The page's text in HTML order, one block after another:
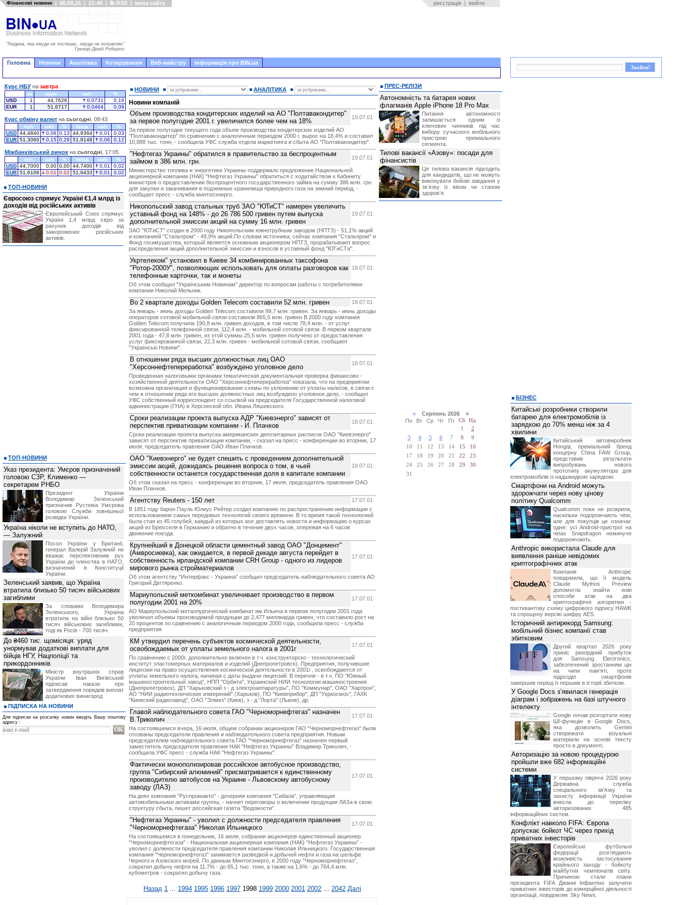
Фінансові новини | 06.08.26 | 21:48 | RSS | мапа сайту реєстрація | ввійти
"Людина, яка нікуди не поспішає, нікуди не потрапляє"
Грегорі Девід Робертс
Головна Новини Аналітика Котирування Веб-майстру Інформація про BIN.ua
НОВИНИ АНАЛІТИКА
Новини компаній
Объем производства кондитерских изделий на АО "Полтавакондитер"
за первое полугодие 2001 г. увеличился более чем на 18%
19.07.01
За первое полугодие текущего года объем производства кондитерских изделий АО
"Полтавакондитер" по сравнению с аналогичным периодом 2000 г. вырос на 18,4% и составил
10,888 тыс. тонн, - сообщила УФС служба отдела маркетинга и сбыта АО "Полтавакондитер".
"Нефтегаз Украины" обратился в правительство за беспроцентным
займом в 386 млн. грн.
19.07.01
Министерство топлива и энергетики Украины поддержало предложение Национальной
акционерной компании (НАК) "Нефтегаз Украины" обратиться с ходатайством к Кабинету
министров о предоставлении беспроцентного государственного займа на сумму 386 млн. грн.
для закупки и закачивания в подземные хранилища природного газа на зимний период, -
сообщает пресс - служба минтопэнерго.
Никопольский завод стальных труб ЗАО "ЮТиСТ" намерен увеличить
уставный фонд на 148% - до 26 786 500 гривен путем выпуска
дополнительной эмиссии акций на сумму 16 млн. гривен
19.07.01
ЗАО "ЮТиСТ" создан в 2000 году Никопольским южнотрубным заводом (НПТЗ) - 51,1% акций
и компанией "Стальпром" - 49,9% акций.По словам источника, сейчас компания "Стальпром" и
Фонд госимущества, который является основным акционером НПТЗ, прорабатывают вопрос
распределения акций дополнительной эмиссии и взносов в уставный фонд "ЮТиСТа".
Укртелеком" установил в Киеве 34 комбинированных таксофона
"Ротор-2000У", позволяющих использовать для оплаты разговоров как
телефонные карточки, так и монеты
18.07.01
Об этом сообщил "Українським Новинам" директор по вопросам работы с потребителями
компании Николай Мельник.
Во 2 квартале доходы Golden Telecom составили 52 млн. гривен
18.07.01
За январь - июнь доходы Golden Telecom составили 99,7 млн. гривен. За январь - июнь доходы
операторов сотовой мобильной связи составили 865,5 млн. гривен В 2000 году компания
Golden Telecom получила 190,8 млн. гривен доходов, в том числе 78,4 млн. - от услуг
фиксированной телефонной связи, 112,4 млн. - мобильной сотовой связи. В первом квартале
2001 года - 47,8 млн. гривен, из этой суммы 25,5 млн. гривен получено от предоставления
услуг фиксированной связи, 22,3 млн. гривен - мобильной сотовой связи, сообщают
"Українські Новини".
В отношении ряда высших должностных лиц ОАО
"Херсоннефтепереработка" возбуждено уголовное дело
18.07.01
Проведенная налоговыми органами тематическая документальная проверка финансово -
хозяйственной деятельности ОАО "Херсоннефтепереработка" показала, что на предприятии
возможна организация и функционирование схемы по уклонению от уплаты налогов, в связи с
чем в отношении ряда его высших должностных лиц возбуждено уголовное дело, - сообщил
УФС собственный корреспондент со ссылкой на председателя Государственной налоговой
администрации (ГНА) в Херсонской обл. Ивана Ляшевского.
Сроки реализации проекта выпуска АДР "Киевэнерго" зависят от
перспектив приватизации компании - И. Плачков
18.07.01
Сроки реализации проекта выпуска американских депозитарных расписок ОАО "Киевэнерго"
зависят от перспектив приватизации компании, - сказал на пресс - конференции во вторник, 17
июля, председатель правления ОАО Иван Плачков.
ОАО "Киевэнерго" не будет спешить с проведением дополнительной
эмиссии акций, дожидаясь решения вопроса о том, в чьей
собственности останется государственная доля в капитале компании
18.07.01
Об этом сказал на пресс - конференции во вторник, 17 июля, председатель правления ОАО
Иван Плачков.
Агентству Reuters - 150 лет
17.07.01
В 1851 году барон Пауль Юлиус Рейтер создал компанию по распространению информации с
использованием самых передовых технологий своего времени. В то время такой технологией
была стая из 45 голубей, каждый из которых мог доставлять новости и информацию о курсах
акций из Брюсселя в Германию и обратно в течение двух часов, опережая на 6 часов
движение поезда.
Крупнейший в Донецкой области цементный завод ОАО "Донцемент"
(Амвросиевка), как ожидается, в первой декаде августа перейдет в
собственность ирландской компании CRH Group - одного из лидеров
мирового рынка стройматериалов
17.07.01
Об этом агентству "Интерфакс - Украина" сообщил председатель наблюдательного совета АО
Григорий Дегтяренко.
Мариупольский меткомбинат увеличивает производство в первом
полугодии 2001 на 20%
17.07.01
АО Мариупольский металлургический комбинат им.Ильича в первом полугодии 2001 года
увеличил объемы производимой продукции до 2,477 миллиарда гривен, что составило рост на
20 процентов по сравнению с аналогичным периодом 2000 года, сообщила пресс - служба
предприятия
КМ утвердил перечень субъектов космической деятельности,
освобождаемых от уплаты земельного налога в 2001г
17.07.01
По сравнению с 2000г. дополнительно включен в т.ч. конструкторско - технологический
институт эластомерных материалов и изделий (Днепропетровск). Предприятия, получившие
лицензии на право осуществления космической деятельности в 2001г., освобождаются от
уплаты земельного налога, начиная с даты выдачи лицензий. В перечне - в т.ч. ПО "Южный
машиностроительный завод", НПП "Орбита", Украинский НИИ технологии машиностроения
(Днепропетровск), ДП "Харьковский з - д электроаппаратуры", ПО "Коммунар", ОАО "Хартрон",
АО "НИИ радиотехнических измерений" (Харьков), ПО "Киевприбор", ДП "Укркосмос", ГАХК
"Киевский радиозавод", ОАО "Элмиз" (Киев), з - д "Лорта" (Львов), др.
Главой наблюдательного совета ГАО "Черноморнефтегаз" назначен
В.Триколич
17.07.01
На состоявшемся вчера, 16 июля, общем собрании акционеров ГАО "Черноморнефтегаз" были
отозваны председатели правления и наблюдательного совета предприятия. Новым
председателем наблюдательного совета ГАО "Черноморнефтегаз" назначен первый
заместитель председателя правления НАК "Нефтегаз Украины" Владимир Триколич, -
сообщила УФС пресс - служба НАК "Нефтегаз Украины".
Фактически монополизировав российское автобусное производство,
группа "Сибирский алюминий" присматривается к единственному
производителю автобусов на Украине - Львовскому автобусному
заводу (ЛАЗ)
17.07.01
На днях компания "Руспромавто" - дочерняя компания "Сибала", управляющая
автомобильными активами группы, - начнет переговоры о включении продукции ЛАЗа в свою
структуру сбыта, пишет российская газета "Ведомости".
"Нефтегаз Украины" - уволил с должности председателя правления
"Черноморнефтегаза" Николая Ильницкого
17.07.01
На состоявшемся в понедельник, 16 июля, собрании акционеров единственный акционер
"Черноморнефтегаза" - Национальная акционерная компания (НАК) "Нефтегаз Украины" -
уволил с должности председателя правления компании Николая Ильницкого. Государственная
компания "Черноморнефтегаз" занимается разведкой и добычей нефти и газа на шельфе
Черного и Азовского морей. По данным Минтопэнерго, в 2000 году "Черноморнефтегаз",
сократил добычу нефти на 11,7% - до 65,1 тыс. тонн, а также на 1,6% - до 764,4 млн.
кубометров - сократил добычу газа.
Назад 1 ... 1994 1995 1996 1997 1998 1999 2000 2001 2002 ... 2042 Далі
Курс НБУ на завтра
за курс uah
%
USD
1 44,7626 0,0731
0,16
EUR
1 51,6717 0,0464 0,09
Курс обміну валют на сьогодні , 09:43
куп. uah % прод. uah
%
USD 44,4840 0,06 0,13 44,9364 0,01
0,03
EUR 51,3060 0,15 0,29 51,9148 0,06 0,12
Міжбанківський ринок на сьогодні , 17:05
куп. uah % прод. uah
%
USD 44,7000 0,00 0,00 44,7400 0,01
0,02
EUR 51,6106 0,01 0,02 51,6433 0,01 0,02
ТОП-НОВИНИ
Євросоюз спрямує Україні €1,4 млрд із
доходів від російських активів
Європейський Союз спрямує
Україні 1,4 млрд євро за
рахунок доходів від
заморожених російських
активів.
ТОП-НОВИНИ
Указ президента: Умєров призначений
головою СЗР, Клименко —
секретарем РНБО
Президент України
Володимир Зеленський
призначив Pустема Умєрова
головою Служби зовнішньої
розвідки України.
Україна ніколи не вступить до НАТО,
— Залужний
Посол України у Британії,
генерал Валерій Залужний не
вважає перспективним рух
України до членства в НАТО,
визначений в Конституції
України.
Зеленський заявив, що Україна
втратила близько 50 тисяч військових
загиблими
За словами Володимира
Зеленського, Україна
втратила на війні близько 50
тисяч військових загиблими,
тоді як Росія - 700 тисяч.
До ₴460 тис. щомісяця: уряд
унормував додаткові виплати для
бійців НГУ, Нацполіції та
прикордонників
Міністр внутрішніх справ
України Іван Вигівський
підписав накази про
затвердження порядків виплат
додаткових винагород
ПІДПИСКА НА НОВИНИ
Для підписки на розсилку новин введіть Вашу поштову
адресу :
ПРЕС-РЕЛІЗИ
Автономність та батарея нових
флагманів Apple iPhone 18 Pro Max
Питання автономності
залишається одним із
ключових чинників під час
вибору сучасного мобільного
пристрою преміального
сегмента.
Тилові вакансії «Азову»: посади для
фінансистів
Ця тилова вакансія підходить
для кандидатів, що не можуть
виконувати бойові завдання у
звʼязку із віком чи станом
здоровʼя.
«Серпень 2026 »
Пн
Вт Ср Чт Пт Сб
Нд
1
2
3
4 5 6 7 8
9
10
11 12 13 14 15
16
17
18 19 20 21 22
23
24
25 26 27 28 29
30
31
БІЗНЕС
Китайські розробники створили
батарею для електромобілів із
зарядкою до 70% менш ніж за 4
хвилини
Китайський автовиробник
Hongqi, преміальний бренд
концерну China FAW Group,
представив результати
випробувань нового
прототипу акумулятора для
електромобілів із надшвидкою зарядкою.
Смартфони на Android можуть
здорожчати через нову цінову
політику Qualcomm
Qualcomm поки не розкрила,
наскільки подорожчають чіпи,
але для покупців це означає
одне: усі Android-пристрої на
чіпах Snapdragon неминуче
подорожчають.
Anthropic використала Claude для
виявлення раніше невідомих
криптографічних атак
Компанія Anthropic
повідомила, що її модель
Claude Mythos Preview
допомогла знайти нові
способи атак на два
криптографічні алгоритми -
постквантову схему цифрового підпису HAWK
та спрощену версію шифру AES.
Історичний антирекорд Samsung:
мобільний бізнес компанії став
збитковим
Другий квартал 2026 року
приніс рекордний прибуток
для Samsung Electronics,
забезпечений зростанням цін
на чипи пам'яті, проте
підрозділ смартфонів
завершив період із першим в історії збитком.
У Google Docs з’явилася генерація
діаграм і зображень на базі штучного
інтелекту
Google почав розгортати нову
ШІ-функцію в Google Docs,
яка дозволить Gemini
створювати візуальні
матеріали на основі тексту
просто в документі.
Авторизацію за новою процедурою
пройшли вже 682 інформаційні
системи
У першому півріччі 2026 року
Державна служба
спеціального зв'язку та
захисту інформації України
внесла до переліку
авторизованих 485
інформаційних систем.
Конфлікт навколо FIFA: Європа
допускає бойкот ЧС через прихід
приватних інвесторів
Європейські футбольні
федерації розглядають
можливість застосування
крайнього заходу - бойкоту
майбутніх чемпіонатів світу.
Причиною стали плани
президента FIFA Джанні Інфантіно залучити
приватних інвесторів до комерційної діяльності
організації, повідомляє Sky News.